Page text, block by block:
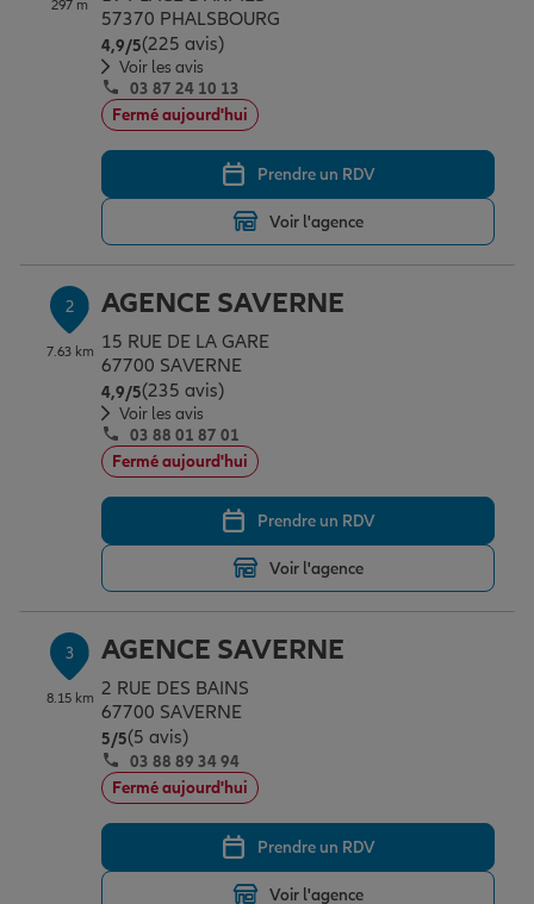
Assurance emprunteur
Prévoyance et dépendance
Assurance animal de compagnie
Protection de la famille
Protection juridique
Épargne & retraite
Plan épargne retraite
Assurance vie
Placements financiers
Investissements immobiliers
Transmission
Vos projets
Partir en vacances
Déménager
Changer de voiture
Départ à la retraite
Conseil assurance
Outre-mer
Assurance auto
Assurance habitation
Garantie des accidents de la vie
Assurance scolaire
Protection juridique
Retraite
Professionnels
Allianz en France
297 m
57370 PHALSBOURG
4,9/5Note de 4.9 sur 5
(225 avis)
Voir les avis
03 87 24 10 13
Fermé aujourd'hui
Prendre un RDV
Voir l'agence
2
7.63 km
AGENCE SAVERNE
15 RUE DE LA GARE
67700 SAVERNE
4,9/5Note de 4.9 sur 5
(235 avis)
Voir les avis
03 88 01 87 01
Fermé aujourd'hui
Prendre un RDV
Voir l'agence
3
8.15 km
AGENCE SAVERNE
2 RUE DES BAINS
67700 SAVERNE
5/5Note de 5 sur 5
(5 avis)
03 88 89 34 94
Fermé aujourd'hui
Prendre un RDV
Voir l'agence